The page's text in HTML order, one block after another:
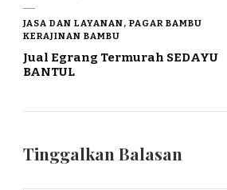
JASA DAN LAYANAN, PAGAR BAMBU
KERAJINAN BAMBU
Jual Egrang Termurah SEDAYU
BANTUL
Tinggalkan Balasan